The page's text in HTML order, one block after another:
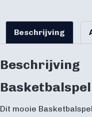
Beschrijving
Beschrijving
Dit mooie